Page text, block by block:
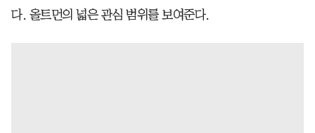
다. 올트먼의 넓은 관심 범위를 보여준다.